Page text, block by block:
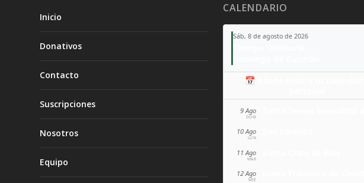
Inicio
Donativos
Contacto
Suscripciones
Nosotros
Equipo
CALENDARIO
Sáb, 8 de agosto de 2026
📅 Añade todo a tu calendario
9 Ago
DOM
10 Ago
LUN
11 Ago
MAR
12 Ago
MIÉ